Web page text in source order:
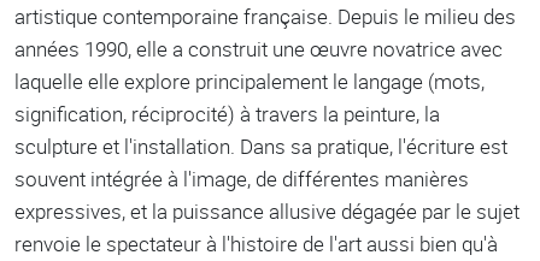
artistique contemporaine française. Depuis le milieu des
années 1990, elle a construit une œuvre novatrice avec
laquelle elle explore principalement le langage (mots,
signification, réciprocité) à travers la peinture, la
sculpture et l'installation. Dans sa pratique, l'écriture est
souvent intégrée à l'image, de différentes manières
expressives, et la puissance allusive dégagée par le sujet
renvoie le spectateur à l'histoire de l'art aussi bien qu'à